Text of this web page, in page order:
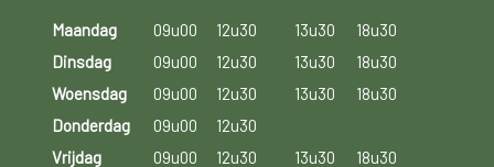
Maandag 09u00 12u30 13u30
18u30
Dinsdag
09u00 12u30 13u30
18u30
Woensdag
09u00 12u30 13u30
18u30
Donderdag
09u00
12u30
Vrijdag
09u00 12u30 13u30
18u30